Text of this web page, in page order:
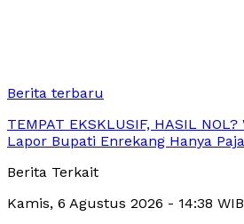
Berita terbaru
TEMPAT EKSKLUSIF, HASIL
Lapor Bupati Enrekang Hanya
Berita Terkait
Kamis, 6 Agustus 2026 - 14:38 WIB